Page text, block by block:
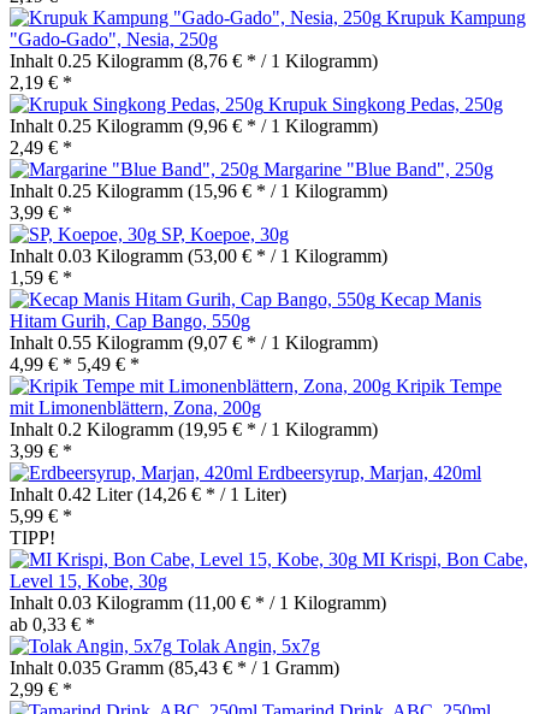
Krupuk Kampung
"Gado-Gado", Nesia, 250g
Inhalt 0.25 Kilogramm (8,76 € * / 1 Kilogramm)
2,19 € *
Krupuk Singkong Pedas, 250g
Inhalt 0.25 Kilogramm (9,96 € * / 1 Kilogramm)
2,49 € *
Margarine "Blue Band", 250g
Inhalt 0.25 Kilogramm (15,96 € * / 1 Kilogramm)
3,99 € *
SP, Koepoe, 30g
Inhalt 0.03 Kilogramm (53,00 € * / 1 Kilogramm)
1,59 € *
Kecap Manis
Hitam Gurih, Cap Bango, 550g
Inhalt 0.55 Kilogramm (9,07 € * / 1 Kilogramm)
4,99 € * 5,49 € *
Kripik Tempe
mit Limonenblättern, Zona, 200g
Inhalt 0.2 Kilogramm (19,95 € * / 1 Kilogramm)
3,99 € *
Erdbeersyrup, Marjan, 420ml
Inhalt 0.42 Liter(14,26 € * / 1 Liter)
5,99 € *
TIPP!
MI Krispi, Bon Cabe,
Level 15, Kobe, 30g
Inhalt 0.03 Kilogramm (11,00 € * / 1 Kilogramm)
ab 0,33 € *
Tolak Angin, 5x7g
Inhalt 0.035 Gramm (85,43 € * / 1 Gramm)
2,99 € *